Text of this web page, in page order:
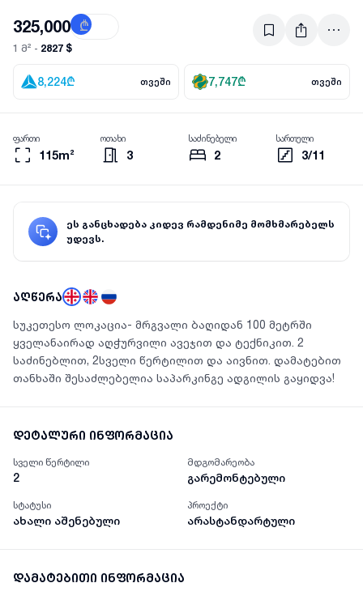
325,000 ₾
1 მ² - 2827 $
8,224₾ თვეში 7,747₾ თვეში
115m²
ფართი
3
ოთახი
2
საძინებელი
3/11
სართული
ეს განცხადება კიდევ რამდენიმე მომხმარებელს
უდევს.
აღწერა
სუკეთესო ლოკაცია- მრგვალი ბაღიდან 100 მეტრში
ყველანაირად აღჭურვილი ავეჯით და ტექნიკით. 2
საძინებლით, 2სველი წერტილით და აივნით. დამატებით
თანხაში შესაძლებელია საპარკინგე ადგილის გაყიდვა!
დეტალური ინფორმაცია
სველი წერტილი
2
მდგომარეობა
გარემონტებული
სტატუსი
ახალი აშენებული
პროექტი
არასტანდარტული
დამატებითი ინფორმაცია